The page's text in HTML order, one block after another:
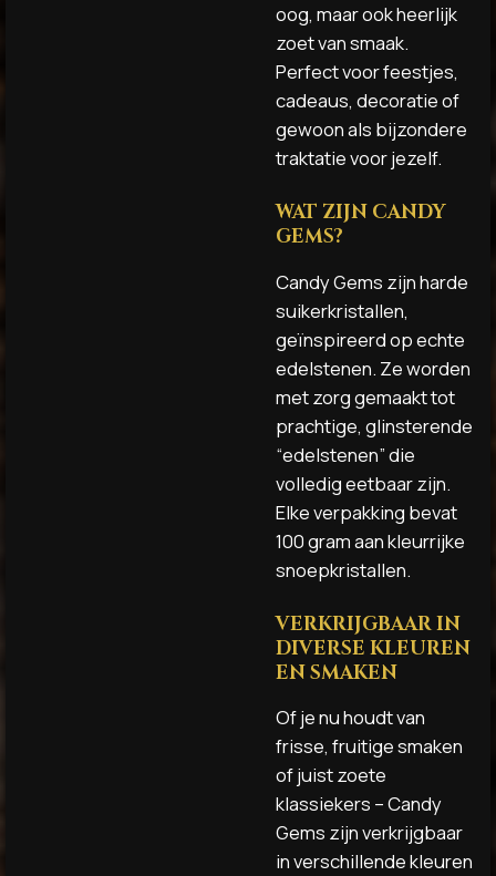
oog, maar ook heerlijk
zoet van smaak.
Perfect voor feestjes,
cadeaus, decoratie of
gewoon als bijzondere
traktatie voor jezelf.
WAT ZIJN CANDY
GEMS?
Candy Gems zijn harde
suikerkristallen,
geïnspireerd op echte
edelstenen. Ze worden
met zorg gemaakt tot
prachtige, glinsterende
“edelstenen” die
volledig eetbaar zijn.
Elke verpakking bevat
100 gram aan kleurrijke
snoepkristallen.
VERKRIJGBAAR IN
DIVERSE KLEUREN
EN SMAKEN
Of je nu houdt van
frisse, fruitige smaken
of juist zoete
klassiekers – Candy
Gems zijn verkrijgbaar
in verschillende kleuren